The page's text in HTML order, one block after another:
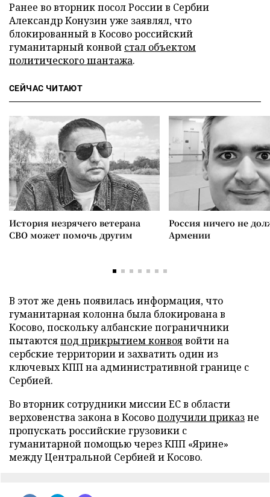
Ранее во вторник посол России в Сербии
Александр Конузин уже заявлял, что
блокированный в Косово российский
гуманитарный конвой стал объектом
политического шантажа.
СЕЙЧАС ЧИТАЮТ
История незрячего ветерана
СВО может помочь другим
Россия ничего не
Армении
В этот же день появилась информация, что
гуманитарная колонна была блокирована в
Косово, поскольку албанские пограничники
пытаютсяпод прикрытием конвоявойти на
сербские территории и захватить один из
ключевых КПП на административной границе с
Сербией.
Во вторник сотрудники миссии ЕС в области
верховенства закона в Косовополучили приказне
пропускать российские грузовики с
гуманитарной помощью через КПП «Ярине»
между Центральной Сербией и Косово.